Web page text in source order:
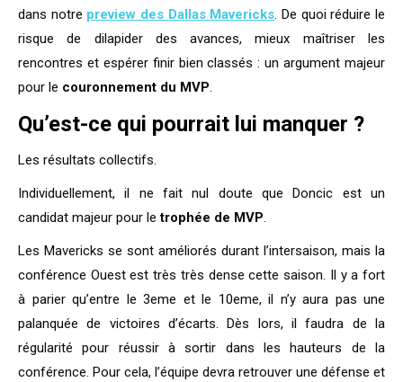
dans notre preview des Dallas Mavericks. De quoi réduire le
risque de dilapider des avances, mieux maîtriser les
rencontres et espérer finir bien classés : un argument majeur
pour le couronnement du MVP.
Qu’est-ce qui pourrait lui manquer ?
Les résultats collectifs.
Individuellement, il ne fait nul doute que Doncic est un
candidat majeur pour letrophée de MVP.
Les Mavericks se sont améliorés durant l’intersaison, mais la
conférence Ouest est très très dense cette saison. Il y a fort
à parier qu’entre le 3eme et le 10eme, il n’y aura pas une
palanquée de victoires d’écarts. Dès lors, il faudra de la
régularité pour réussir à sortir dans les hauteurs de la
conférence. Pour cela, l’équipe devra retrouver une défense et